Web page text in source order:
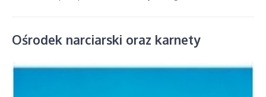
Ośrodek narciarski oraz karnety